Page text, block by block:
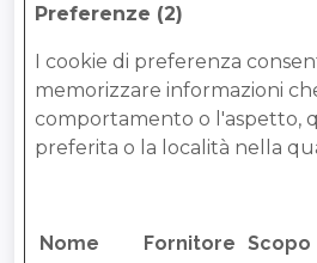
Preferenze (2)
I cookie di preferenza
memorizzare informazioni
comportamento o l'aspetto,
preferita o la località nella
Nome Fornitore Scopo